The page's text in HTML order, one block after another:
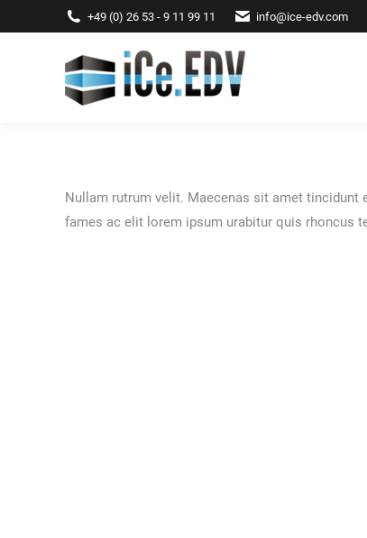
+49 (0) 26 53 - 9 11 99 11 info@ice-edv.com
Null­am rut­rum velit. Mae­ce­nas sit amet
fames ac elit lorem ipsum urab­i­tur quis rhon­cus